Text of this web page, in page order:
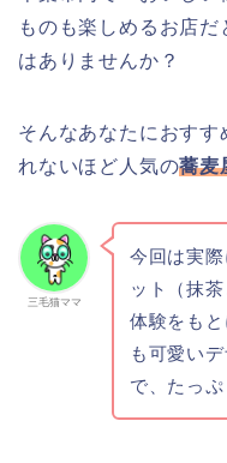
ものも楽しめるお店
はありませんか？
そんなあなたにおすす
れないほど人気の蕎麦
三毛猫ママ
今回は実
ット（抹
体験をも
も可愛い
で、たっぷ